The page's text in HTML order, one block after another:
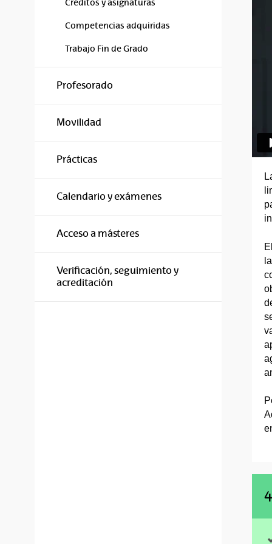
Créditos y asignaturas
Competencias adquiridas
Trabajo Fin de Grado
Profesorado
Movilidad
Prácticas
Calendario y exámenes
Acceso a másteres
Verificación, seguimiento y
acreditación